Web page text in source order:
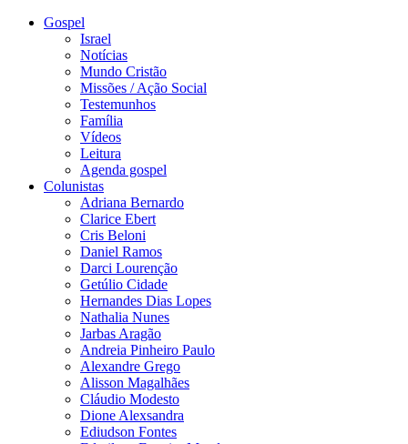
Gospel
Israel
Notícias
Mundo Cristão
Missões / Ação Social
Testemunhos
Família
Vídeos
Leitura
Agenda gospel
Colunistas
Adriana Bernardo
Clarice Ebert
Cris Beloni
Daniel Ramos
Darci Lourenção
Getúlio Cidade
Hernandes Dias Lopes
Nathalia Nunes
Jarbas Aragão
Andreia Pinheiro Paulo
Alexandre Grego
Alisson Magalhães
Cláudio Modesto
Dione Alexsandra
Ediudson Fontes